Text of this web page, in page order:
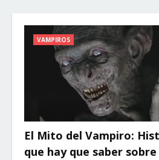
VAMPIROS
El Mito del Vampiro:
que hay que saber